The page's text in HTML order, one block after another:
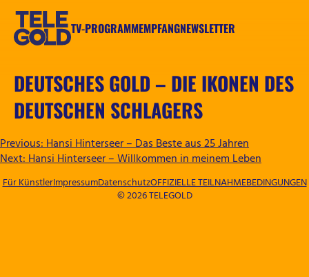
Zum
springen
TV-PROGRAMMEMPFANGNEWSLETTER
DEUTSCHES GOLD – DIE IKONEN DES
DEUTSCHEN SCHLAGERS
BEITRAGSNAVIGATION
Previous:Hansi Hinterseer – Das Beste aus 25 Jahren
Next:Hansi Hinterseer – Willkommen in meinem Leben
© 2026 TELEGOLD
Für KünstlerImpressumDatenschutzOFFIZIELLE TEILNAHMEBEDINGUNGEN